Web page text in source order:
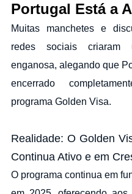
Portugal Está a
Muitas manchetes e
redes sociais criaram
enganosa, alegando que
encerrado
programa Golden Visa.
Realidade: O Golden
Continua Ativo e em
O programa continua em